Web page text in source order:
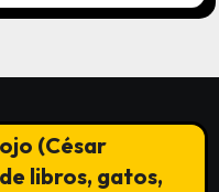
(César
libros, gatos,